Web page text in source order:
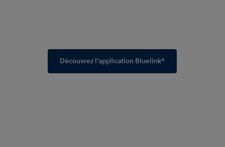
Découvrez l’application Bluelink®